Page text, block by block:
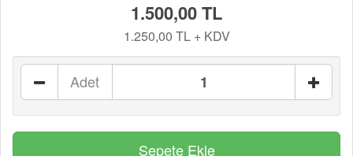
1.500,00 TL
1.250,00 TL + KDV
Adet